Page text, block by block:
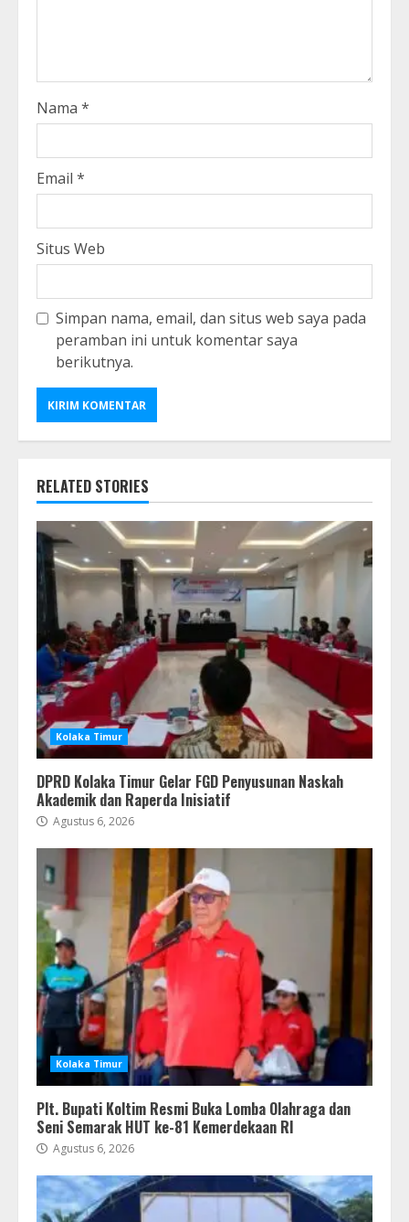
Nama *
Email *
Situs Web
Simpan nama, email, dan situs web saya pada
peramban ini untuk komentar saya
berikutnya.
RELATED STORIES
Kolaka Timur
DPRD Kolaka Timur Gelar FGD Penyusunan Naskah
Akademik dan Raperda Inisiatif
Agustus 6, 2026
Kolaka Timur
Plt. Bupati Koltim Resmi Buka Lomba Olahraga dan
Seni Semarak HUT ke-81 Kemerdekaan RI
Agustus 6, 2026